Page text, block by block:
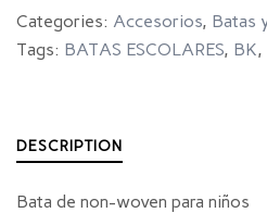
Categories: Accesorios, Batas
Tags: BATAS ESCOLARES, BK,
DESCRIPTION
Bata de non-woven para niños